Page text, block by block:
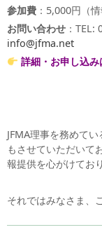
参加費 ：5,000円（
お問い合わせ ：
info@jfma.net
詳細・お申し込み
JFMA理事を務めて
もさせていただいて
報提供を心がけてお
それではみなさま、